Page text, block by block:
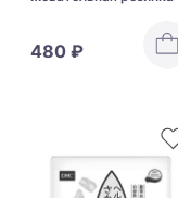
480 ₽